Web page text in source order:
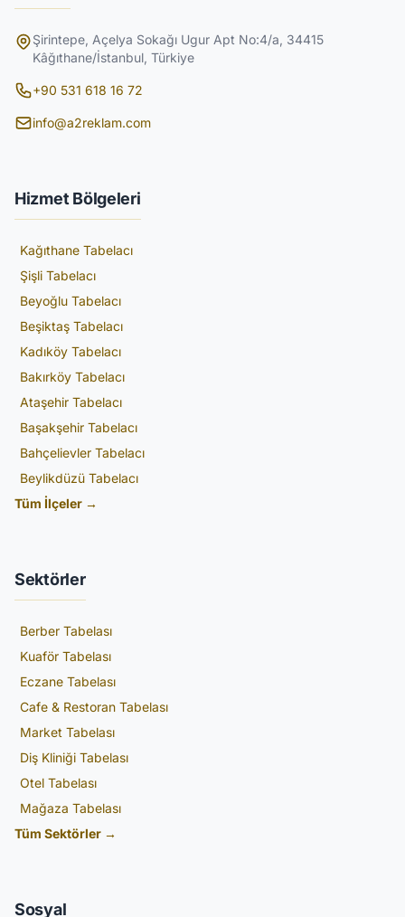
Şirintepe, Açelya Sokağı Ugur Apt No:4/a, 34415
Kâğıthane/İstanbul, Türkiye
+90 531 618 16 72
info@a2reklam.com
Hizmet Bölgeleri
Kağıthane Tabelacı
Şişli Tabelacı
Beyoğlu Tabelacı
Beşiktaş Tabelacı
Kadıköy Tabelacı
Bakırköy Tabelacı
Ataşehir Tabelacı
Başakşehir Tabelacı
Bahçelievler Tabelacı
Beylikdüzü Tabelacı
Tüm İlçeler →
Sektörler
Berber Tabelası
Kuaför Tabelası
Eczane Tabelası
Cafe & Restoran Tabelası
Market Tabelası
Diş Kliniği Tabelası
Otel Tabelası
Mağaza Tabelası
Tüm Sektörler →
Sosyal